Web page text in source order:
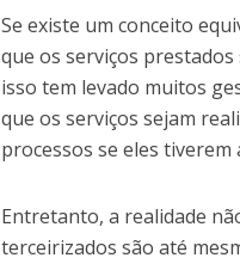
Se existe um conceito
que os serviços prestados
isso tem levado muitos
que os serviços sejam
processos se eles
Entretanto, a realidade
terceirizados são até